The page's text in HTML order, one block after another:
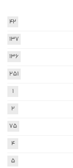
42
137
136
251
1
2
75
4
5